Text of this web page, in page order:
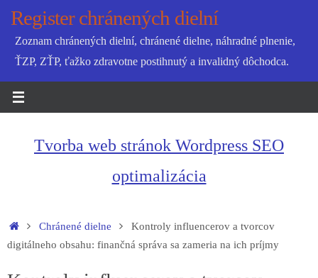
SkipRegister chránených dielní
Zoznam chránených dielní, chránené dielne, náhradné plnenie,
ŤZP, ZŤP, ťažko zdravotne postihnutý a invalidný dôchodca.
Tvorba web stránok Wordpress SEO
optimalizácia
HomeChránené dielne
Kontroly influencerov a tvorcov
digitálneho obsahu: finančná správa sa zameria na ich príjmy